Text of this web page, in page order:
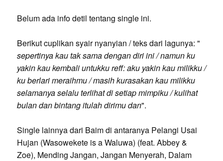
Belum ada info detil tentang single ini.
Berikut cuplikan syair nyanyian / teks dari lagunya: "
sepertinya kau tak sama dengan diri ini / namun ku
yakin kau kembali untukku reff: aku yakin kau milikku /
ku berlari meraihmu / masih kurasakan kau milikku
selamanya selalu terlihat di setiap mimpiku / kulihat
bulan dan bintang itulah dirimu dan".
Single lainnya dari Baim di antaranya Pelangi Usai
Hujan (Wasowekete is a Waluwa) (feat. Abbey &
Zoe), Mending Jangan, Jangan Menyerah, Dalam